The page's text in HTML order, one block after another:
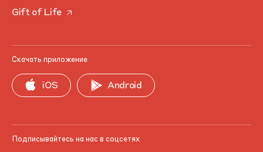
Gift of Life
Скачать приложение
iOS Android
Подписывайтесь на нас в соцсетях